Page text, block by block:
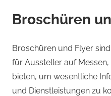
Broschüren
Broschüren und Flyer
für Aussteller auf
bieten, um wesentliche
und Dienstleistungen zu